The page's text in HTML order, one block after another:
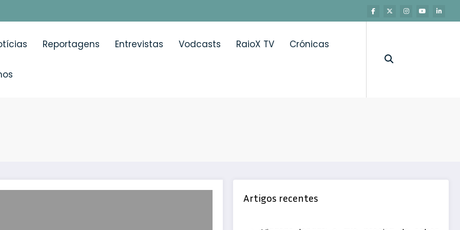
Reportagens Entrevistas Vodcasts RaioX TV Crónicas
Artigos recentes